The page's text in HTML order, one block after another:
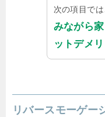
次の項目では
みながら
ットデメ
リバースモーゲー